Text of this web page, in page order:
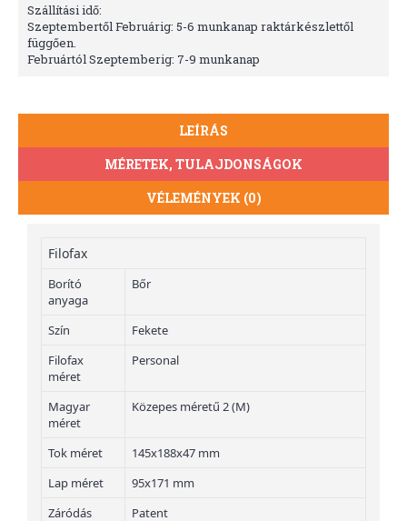
Szállítási idő:
Szeptembertől Februárig: 5-6 munkanap raktárkészlettől
függően.
Februártól Szeptemberig: 7-9 munkanap
LEÍRÁS
MÉRETEK, TULAJDONSÁGOK
VÉLEMÉNYEK (0)
Filofax
Borító
anyaga
Bőr
Szín
Fekete
Filofax
méret
Personal
Magyar
méret
Közepes méretű 2 (M)
Tok méret
145x188x47 mm
Lap méret
95x171 mm
Záródás
Patent